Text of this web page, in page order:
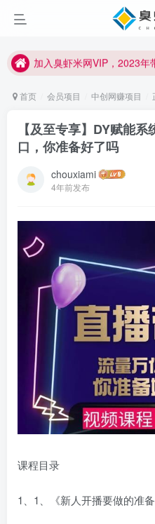
加入臭虾米网VIP，2023年
加入臭虾米网VIP，2023年
首页 会员项目 中创网赚项目
【及至专享】DY赋能
口，你准备好了吗
chouxiami
4年前发布
课程目录
1、1、《新人开播要做的准